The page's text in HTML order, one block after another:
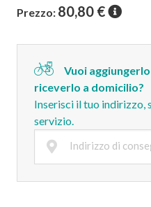
Prezzo: 80,80 €
Vuoi
riceverlo a domicilio?
Inserisci il tuo indirizzo,
servizio.